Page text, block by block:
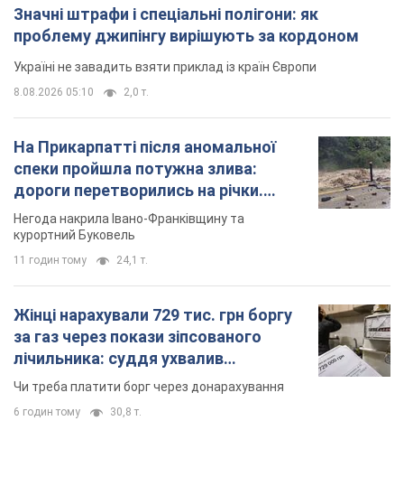
Значні штрафи і спеціальні полігони: як
проблему джипінгу вирішують за кордоном
Україні не завадить взяти приклад із країн Європи
8.08.2026 05:10 2,0 т.
На Прикарпатті після аномальної
спеки пройшла потужна злива:
дороги перетворились на річки.
Відео
Негода накрила Івано-Франківщину та
курортний Буковель
11 годин тому 24,1 т.
Жінці нарахували 729 тис. грн боргу
за газ через покази зіпсованого
лічильника: суддя ухвалив
неочікуване рішення
Чи треба платити борг через донарахування
6 годин тому 30,8 т.